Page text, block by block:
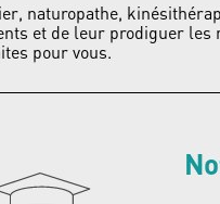
naturopathe,
et de leur prodiguer
pour vous.